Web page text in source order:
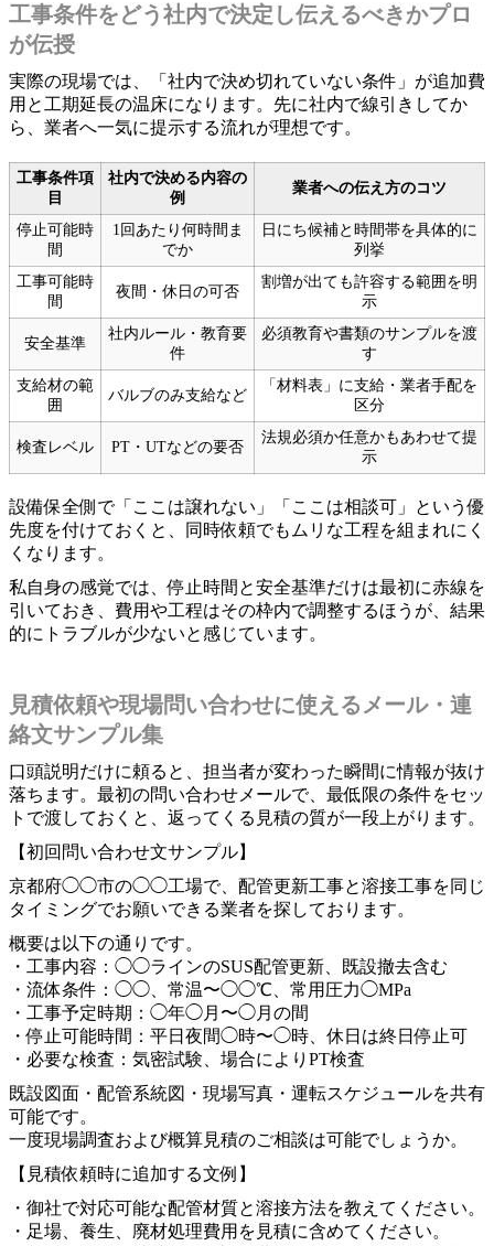
工事条件をどう社内で決定し伝えるべきかプロ
が伝授
実際の現場では、「社内で決め切れていない条件」が追加費
用と工期延長の温床になります。先に社内で線引きしてか
ら、業者へ一気に提示する流れが理想です。
工事条件項
目
社内で決める内容の
例
業者への伝え方のコツ
停止可能時
間
1回あたり何時間ま
でか
日にち候補と時間帯を具体的に
列挙
工事可能時
間
夜間・休日の可否
割増が出ても許容する範囲を明
示
安全基準
社内ルール・教育要
件
必須教育や書類のサンプルを渡
す
支給材の範
囲
バルブのみ支給など
「材料表」に支給・業者手配を
区分
検査レベル PT・UTなどの要否
法規必須か任意かもあわせて提
示
設備保全側で「ここは譲れない」「ここは相談可」という優
先度を付けておくと、同時依頼でもムリな工程を組まれにく
くなります。
私自身の感覚では、停止時間と安全基準だけは最初に赤線を
引いておき、費用や工程はその枠内で調整するほうが、結果
的にトラブルが少ないと感じています。
見積依頼や現場問い合わせに使えるメール・連
絡文サンプル集
口頭説明だけに頼ると、担当者が変わった瞬間に情報が抜け
落ちます。最初の問い合わせメールで、最低限の条件をセッ
トで渡しておくと、返ってくる見積の質が一段上がります。
【初回問い合わせ文サンプル】
京都府◯◯市の◯◯工場で、配管更新工事と溶接工事を同じ
タイミングでお願いできる業者を探しております。
概要は以下の通りです。
・工事内容：◯◯ラインのSUS配管更新、既設撤去含む
・流体条件：◯◯、常温〜◯◯℃、常用圧力◯MPa
・工事予定時期：◯年◯月〜◯月の間
・停止可能時間：平日夜間◯時〜◯時、休日は終日停止可
・必要な検査：気密試験、場合によりPT検査
既設図面・配管系統図・現場写真・運転スケジュールを共有
可能です。
一度現場調査および概算見積のご相談は可能でしょうか。
【見積依頼時に追加する文例】
・御社で対応可能な配管材質と溶接方法を教えてください。
・足場、養生、廃材処理費用を見積に含めてください。